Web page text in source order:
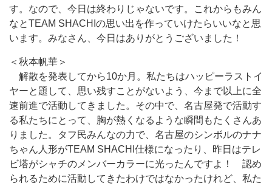
す。なので、今日は終わりじゃないです。これからもみん
なとTEAM SHACHIの思い出を作っていけたらいいなと思
います。みなさん、今日はありがとうございました！
＜秋本帆華＞
解散を発表してから10か月。私たちはハッピーラストイ
ヤーと題して、思い残すことがないよう、今まで以上に全
速前進で活動してきました。その中で、名古屋発で活動す
る私たちにとって、胸が熱くなるような瞬間もたくさんあ
りました。タフ民みんなの力で、名古屋のシンボルのナナ
ちゃん人形がTEAM SHACHI仕様になったり、昨日はテレ
ビ塔がシャチのメンバーカラーに光ったんですよ！ 認め
られるために活動してきたわけではなかったけれど、私た